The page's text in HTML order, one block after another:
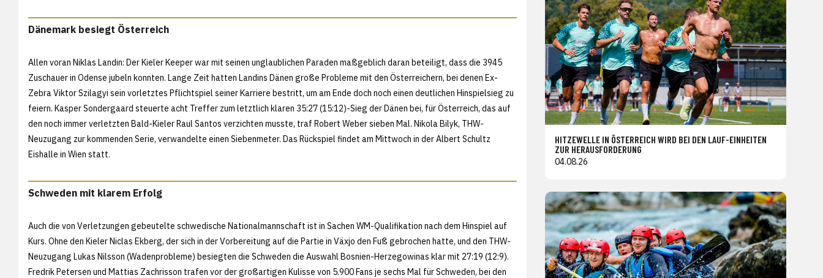
Dänemark besiegt Österreich
Allen voran Niklas Landin: Der Kieler Keeper war mit seinen unglaublichen Paraden maßgeblich daran beteiligt, dass die 3945
Zuschauer in Odense jubeln konnten. Lange Zeit hatten Landins Dänen große Probleme mit den Österreichern, bei denen Ex-
Zebra Viktor Szilagyi sein vorletztes Pflichtspiel seiner Karriere bestritt, um am Ende doch noch einen deutlichen Hinspielsieg zu
feiern. Kasper Sondergaard steuerte acht Treffer zum letztlich klaren 35:27 (15:12)-Sieg der Dänen bei, für Österreich, das auf
den noch immer verletzten Bald-Kieler Raul Santos verzichten musste, traf Robert Weber sieben Mal. Nikola Bilyk, THW-
Neuzugang zur kommenden Serie, verwandelte einen Siebenmeter. Das Rückspiel findet am Mittwoch in der Albert Schultz
Eishalle in Wien statt.
Schweden mit klarem Erfolg
Auch die von Verletzungen gebeutelte schwedische Nationalmannschaft ist in Sachen WM-Qualifikation nach dem Hinspiel auf
Kurs. Ohne den Kieler Niclas Ekberg, der sich in der Vorbereitung auf die Partie in Växjo den Fuß gebrochen hatte, und den THW-
Neuzugang Lukas Nilsson (Wadenprobleme) besiegten die Schweden die Auswahl Bosnien-Herzegowinas klar mit 27:19 (12:9).
Fredrik Petersen und Mattias Zachrisson trafen vor der großartigen Kulisse von 5.900 Fans je sechs Mal für Schweden, bei den
HITZEWELLE IN ÖSTERREICH WIRD BEI DEN LAUF-EINHEITEN
ZUR HERAUSFORDERUNG
04.08.26